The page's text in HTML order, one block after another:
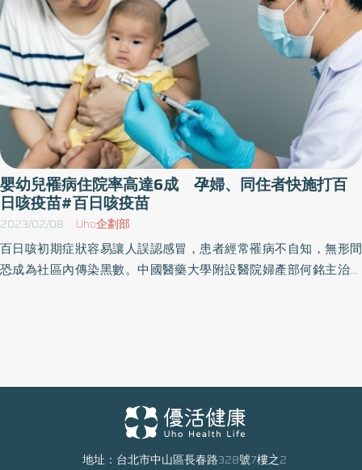
嬰幼兒罹病住院率高達6成 孕婦、同住者快施打百
日咳疫苗#百日咳疫苗
2023/02/08 Uho企劃部
百日咳初期症狀容易讓人誤認感冒，患者經常罹病不自知，無形間
恐成為社區內傳染黑數。中國醫藥大學附設醫院婦產部何銘主治醫
恐是確診人數的10倍以上 何銘醫師表示，百日咳擴散力比新冠肺炎
還高，1名病患約能傳染給15至16人，但要確定病患感染有一定難
度，百日咳初期症狀不明顯很難與感冒區別，醫生必須在強烈懷疑
地址：台北市中山區長春路328號7樓之2